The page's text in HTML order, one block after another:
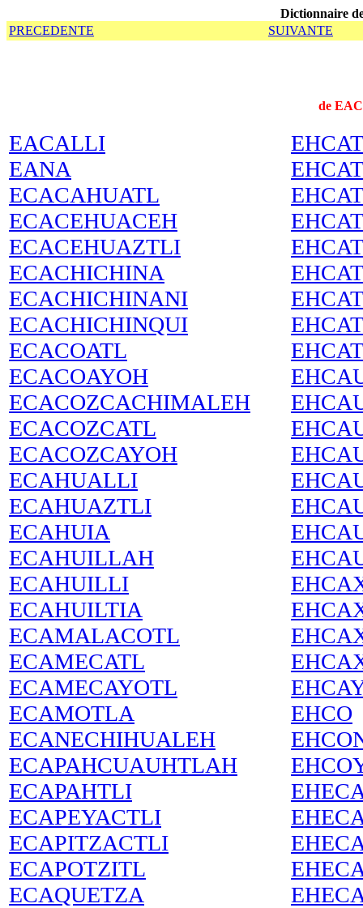
Dictionnaire
PRECEDENTE
SUIVANTE
de
EACALLI
EANA
ECACAHUATL
ECACEHUACEH
ECACEHUAZTLI
ECACHICHINA
ECACHICHINANI
ECACHICHINQUI
ECACOATL
ECACOAYOH
ECACOZCACHIMALEH
ECACOZCATL
ECACOZCAYOH
ECAHUALLI
ECAHUAZTLI
ECAHUIA
ECAHUILLAH
ECAHUILLI
ECAHUILTIA
ECAMALACOTL
ECAMECATL
ECAMECAYOTL
ECAMOTLA
ECANECHIHUALEH
ECAPAHCUAUHTLAH
ECAPAHTLI
ECAPEYACTLI
ECAPITZACTLI
ECAPOTZITL
ECAQUETZA
EHCO